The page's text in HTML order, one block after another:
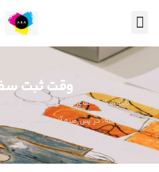
وقت ثبت
تابلو شکوفه های پاستلی سه بعدی: گل‌های
برجسته، در پس‌زمینه آبی/بنفش. نماد